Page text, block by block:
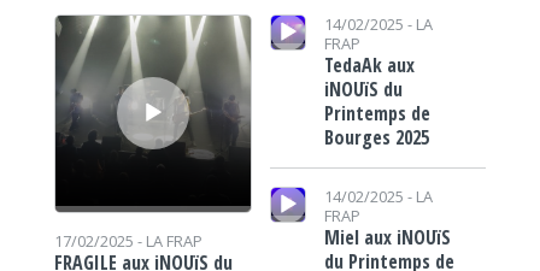
Lecteur audio
17/02/2025 - LA FRAP
FRAGILE aux iNOUïS du
Lecteur audio 14/02/2025 - LA
FRAP
TedaAk aux
iNOUïS du
Printemps de
Bourges 2025
Lecteur audio
14/02/2025 - LA
FRAP
Miel aux iNOUïS
du Printemps de